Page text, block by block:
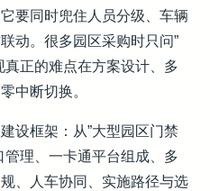
要同时兜住人员分级、车辆
动。很多园区采购时只问”
真正的难点在方案设计、多
中断切换。
设框架：从”大型园区门禁
管理、一卡通平台组成、多
、人车协同、实施路径与选